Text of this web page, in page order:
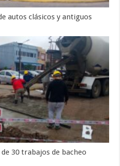
autos clásicos y antiguos
30 trabajos de bacheo